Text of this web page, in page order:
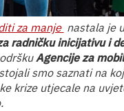
za manje nastala je
radničku inicijativu i
Agencije za
smo saznati na
krize utjecale na